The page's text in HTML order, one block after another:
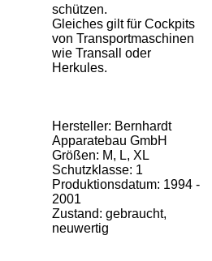
schützen.
Gleiches gilt für Cockpits
von Transportmaschinen
wie Transall oder
Herkules.
Hersteller: Bernhardt
Apparatebau GmbH
Größen: M, L, XL
Schutzklasse: 1
Produktionsdatum: 1994 -
2001
Zustand: gebraucht,
neuwertig